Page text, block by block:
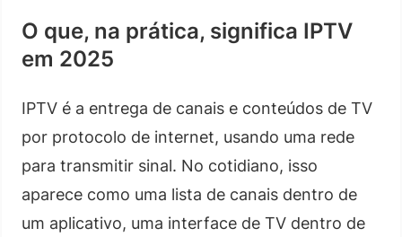
O que, na prática, significa IPTV
em 2025
IPTV é a entrega de canais e conteúdos de TV
por protocolo de internet, usando uma rede
para transmitir sinal. No cotidiano, isso
aparece como uma lista de canais dentro de
um aplicativo, uma interface de TV dentro de